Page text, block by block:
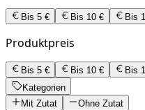
Bis 5 € Bis 10 € Bis
Produktpreis
Bis 5 € Bis 10 € Bis
Kategorien
Mit Zutat
Ohne Zutat